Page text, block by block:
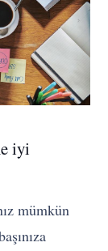
iyi
mümkün